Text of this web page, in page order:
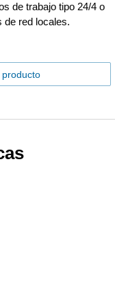
de trabajo tipo 24/4 o
de red locales.